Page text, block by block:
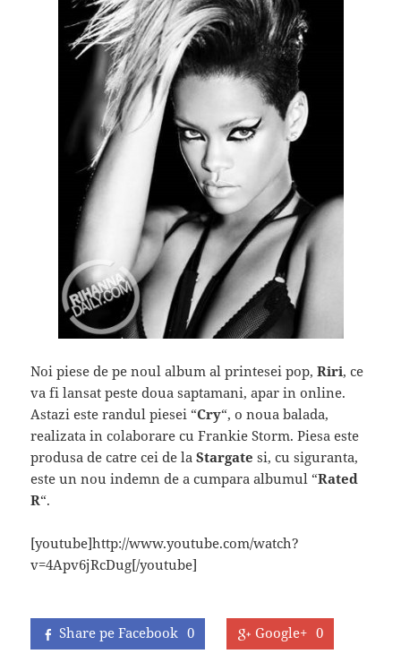
Noi piese de pe noul album al printesei pop,Riri, ce
va fi lansat peste doua saptamani, apar in online.
Astazi este randul piesei “Cry“, o noua balada,
realizata in colaborare cu Frankie Storm. Piesa este
produsa de catre cei de laStargate si, cu siguranta,
este un nou indemn de a cumpara albumul “Rated
R“.
[youtube]http://www.youtube.com/watch?
v=4Apv6jRcDug[/youtube]
Share pe Facebook 0 Google+ 0